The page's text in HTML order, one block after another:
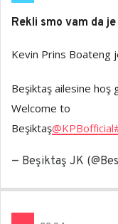
Rekli smo vam da
Kevin Prins Boateng
Beşiktaş ailesine hoş
Welcome to
Beşiktaş@KPBofficial
— Beşiktaş JK